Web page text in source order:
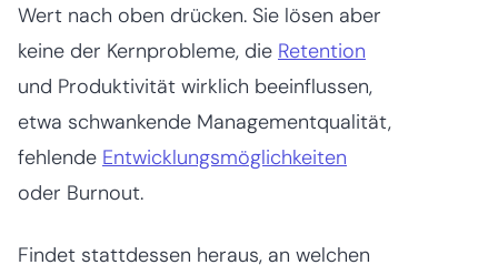
Wert nach oben drücken. Sie lösen aber
keine der Kernprobleme, die Retention
und Produktivität wirklich beeinflussen,
etwa schwankende Managementqualität,
fehlende Entwicklungsmöglichkeiten
oder Burnout.
Findet stattdessen heraus, an welchen